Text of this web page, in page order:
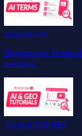
Dizionario IA
Glossario dei termini
semplice.
Tutorial AI & GEO